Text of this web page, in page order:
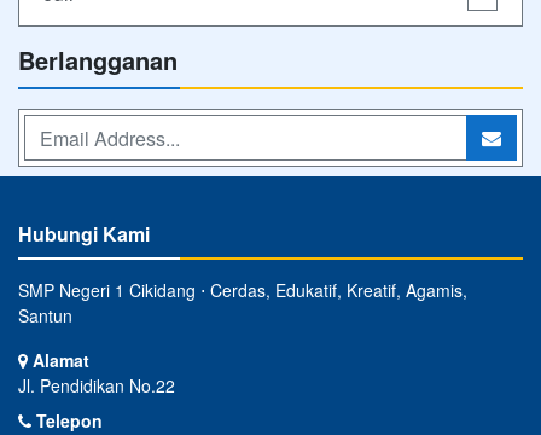
Berlangganan
Hubungi Kami
SMP Negeri 1 Cikidang ⋅ Cerdas, Edukatif, Kreatif, Agamis,
Santun
Alamat
Jl. Pendidikan No.22
Telepon